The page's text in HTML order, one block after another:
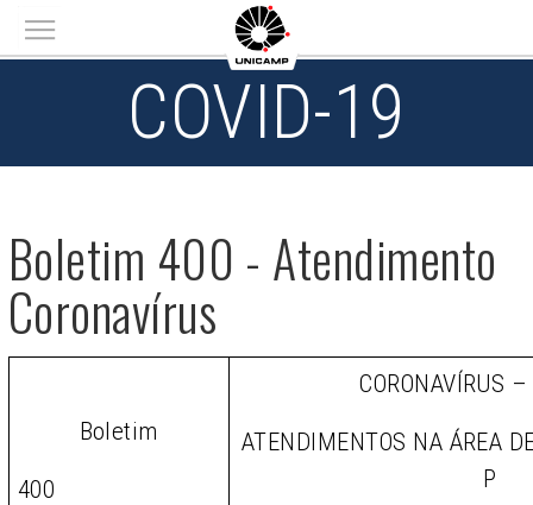
Main menu
COVID-19
Boletim 400 - Atendimento
Coronavírus
Boletim
400
CORONAVÍRUS
ATENDIMENTOS NA ÁREA
P